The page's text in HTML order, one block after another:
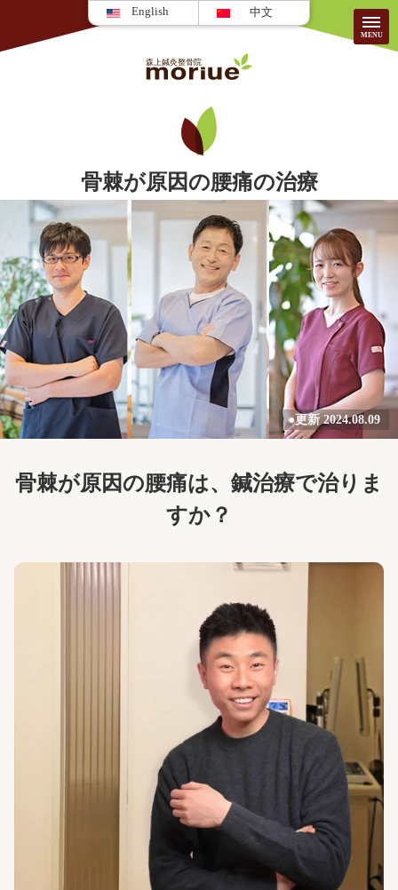
English 中文
HOME
院のご紹介 患者様の声
施術案内/料⾦ FAQ
はじめての方へ 採用情報
骨棘が原因の腰痛の治療
●更新 2024.08.09
骨棘が原因の腰痛は、鍼治療で治りま
すか？